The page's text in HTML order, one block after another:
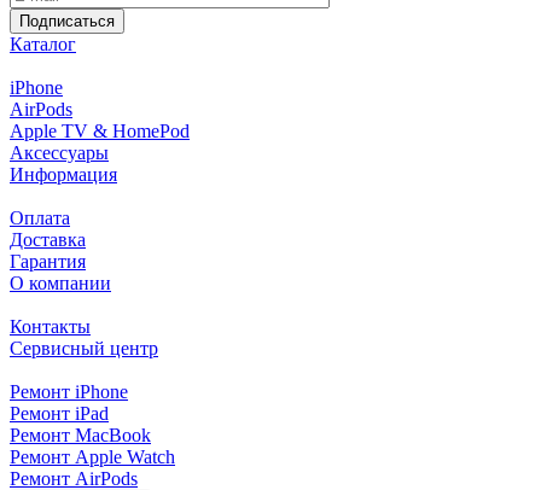
Подписаться
Каталог
iPhone
AirPods
Apple TV & HomePod
Аксессуары
Информация
Оплата
Доставка
Гарантия
О компании
Контакты
Сервисный центр
Ремонт iPhone
Ремонт iPad
Ремонт MacBook
Ремонт Apple Watch
Ремонт AirPods